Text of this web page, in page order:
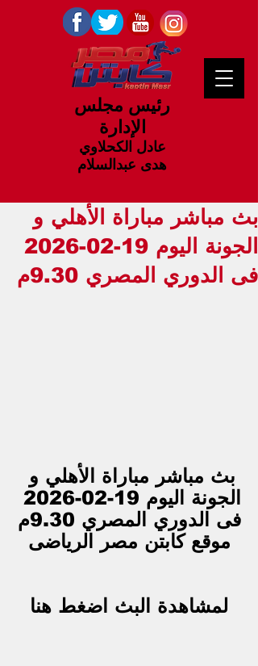
رئيس مجلس
الإدارة
عادل الكحلاوي
هدى عبدالسلام
بث مباشر مباراة الأهلي و
الجونة اليوم 19-02-2026
فى الدوري المصري 9.30م
بث مباشر مباراة الأهلي و
فى الدوري المصري 9.30م
موقع كابتن مصر الرياضى
لمشاهدة البث اضغط هنا